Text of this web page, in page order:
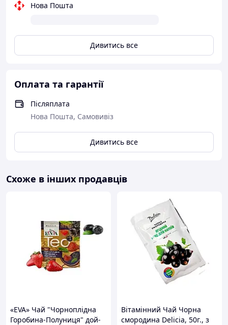
Нова Пошта
Дивитись все
Оплата та гарантії
Післяплата
Нова Пошта, Самовивіз
Дивитись все
Схоже в інших продавців
«EVA» Чай "Чорноплідна
Горобина-Полуниця" дой-
Вітамінний Чай Чорна
смородина Delicia, 50г., з